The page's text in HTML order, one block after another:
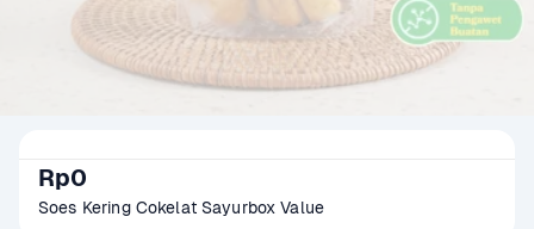
Rp0
Soes Kering Cokelat Sayurbox Value